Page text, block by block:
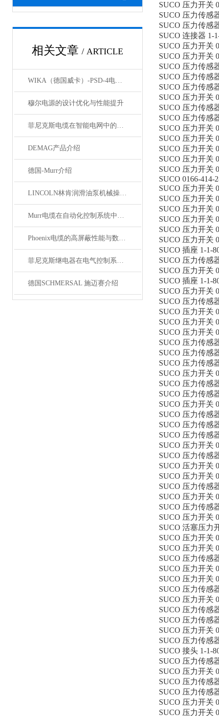
相关文章 / ARTICLE
WIKA（德国威卡）-PSD-4电子压力开关
穆尔电源的设计优化与性能提升
菲尼克斯电缆在智能电网中的应用
DEMAG产品介绍
德国-Murr介绍
LINCOLN林肯润滑油泵机械操作原理
Murr电缆在自动化控制系统中的应用
Phoenix电缆的高屏蔽性能与数据传输优势
菲尼克斯继电器在电气控制系统中的应用
德国SCHMERSAL 施迈赛介绍
SUCO 压力开关
SUCO 压力传感
SUCO 压力传感
SUCO 连接器 1-
SUCO 压力开关
SUCO 压力开关
SUCO 压力传感
SUCO 压力传感
SUCO 压力传感
SUCO 压力开关
SUCO 压力传感
SUCO 压力传感
SUCO 压力开关
SUCO 压力开关
SUCO 压力开关
SUCO 压力开关
SUCO 压力开关
SUCO 0166-414-
SUCO 压力开关
SUCO 压力开关
SUCO 压力开关
SUCO 压力开关
SUCO 压力开关
SUCO 压力开关
SUCO 插座 1-1-
SUCO 压力传感
SUCO 压力开关
SUCO 插座 1-1-
SUCO 压力开关
SUCO 压力传感
SUCO 压力开关
SUCO 压力开关
SUCO 压力开关
SUCO 压力传感
SUCO 压力传感
SUCO 压力传感
SUCO 压力开关
SUCO 压力传感
SUCO 压力传感
SUCO 压力开关
SUCO 压力传感
SUCO 压力传感
SUCO 压力传感
SUCO 压力开关
SUCO 压力传感
SUCO 压力开关
SUCO 压力开关
SUCO 压力传感
SUCO 压力开关
SUCO 压力传感
SUCO 压力开关
SUCO 活塞压力
SUCO 压力开关
SUCO 压力开关
SUCO 压力传感
SUCO 压力开关
SUCO 压力开关
SUCO 压力传感
SUCO 压力开关
SUCO 压力传感
SUCO 压力传感
SUCO 压力开关
SUCO 压力传感
SUCO 接头 1-1-
SUCO 压力传感
SUCO 压力开关
SUCO 压力传感
SUCO 压力传感
SUCO 压力开关
SUCO 压力开关